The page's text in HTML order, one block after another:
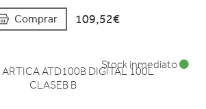
Comprar 109,52€
Stock inmediato